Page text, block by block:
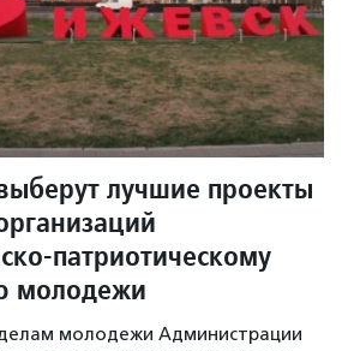
лучшие проекты
патриотическому
молодежи
молодежи Администрации